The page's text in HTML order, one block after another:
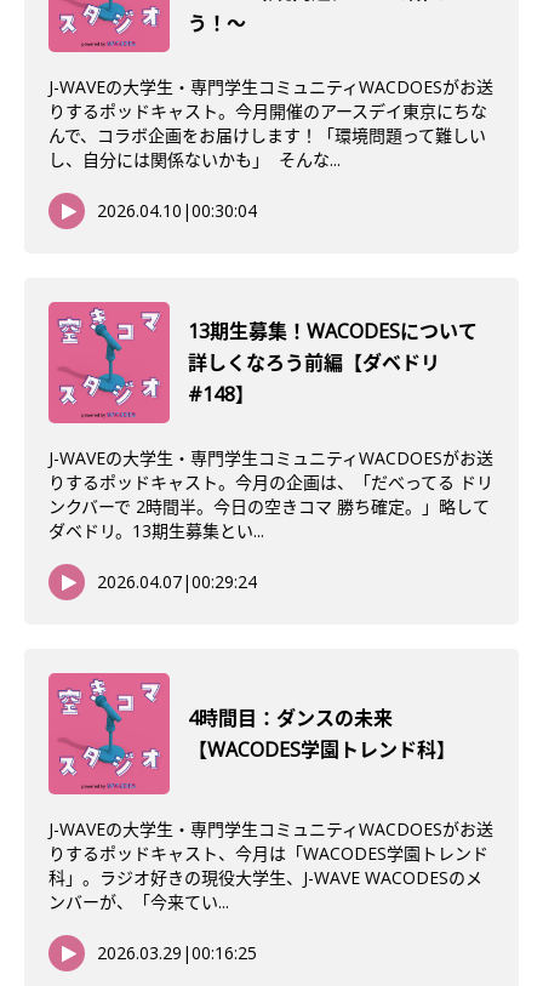
う！〜
J-WAVEの大学生・専門学生コミュニティWACDOESがお送
りするポッドキャスト。今月開催のアースデイ東京にちな
んで、コラボ企画をお届けします！「環境問題って難しい
し、自分には関係ないかも」 そんな...
2026.04.10 |00:30:04
13期生募集！WACODESについて
詳しくなろう前編【ダベドリ
#148】
J-WAVEの大学生・専門学生コミュニティWACDOESがお送
りするポッドキャスト。今月の企画は、「だべってる ドリ
ンクバーで 2時間半。今日の空きコマ 勝ち確定。」略して
ダベドリ。13期生募集とい...
2026.04.07|00:29:24
4時間目：ダンスの未来
【WACODES学園トレンド科】
J-WAVEの大学生・専門学生コミュニティWACDOESがお送
りするポッドキャスト、今月は「WACODES学園トレンド
科」。ラジオ好きの現役大学生、J-WAVE WACODESのメ
ンバーが、「今来てい...
2026.03.29 |00:16:25